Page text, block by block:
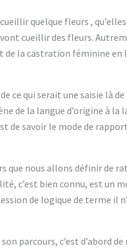
quelque fleurs ,
cueillir des fleurs.
la castration féminine en
ce qui serait une saisie là
de la langue d’origine à la
de savoir le mode de
que nous allons définir de
c’est bien connu, est un
de logique de terme il
parcours, c’est d’abord